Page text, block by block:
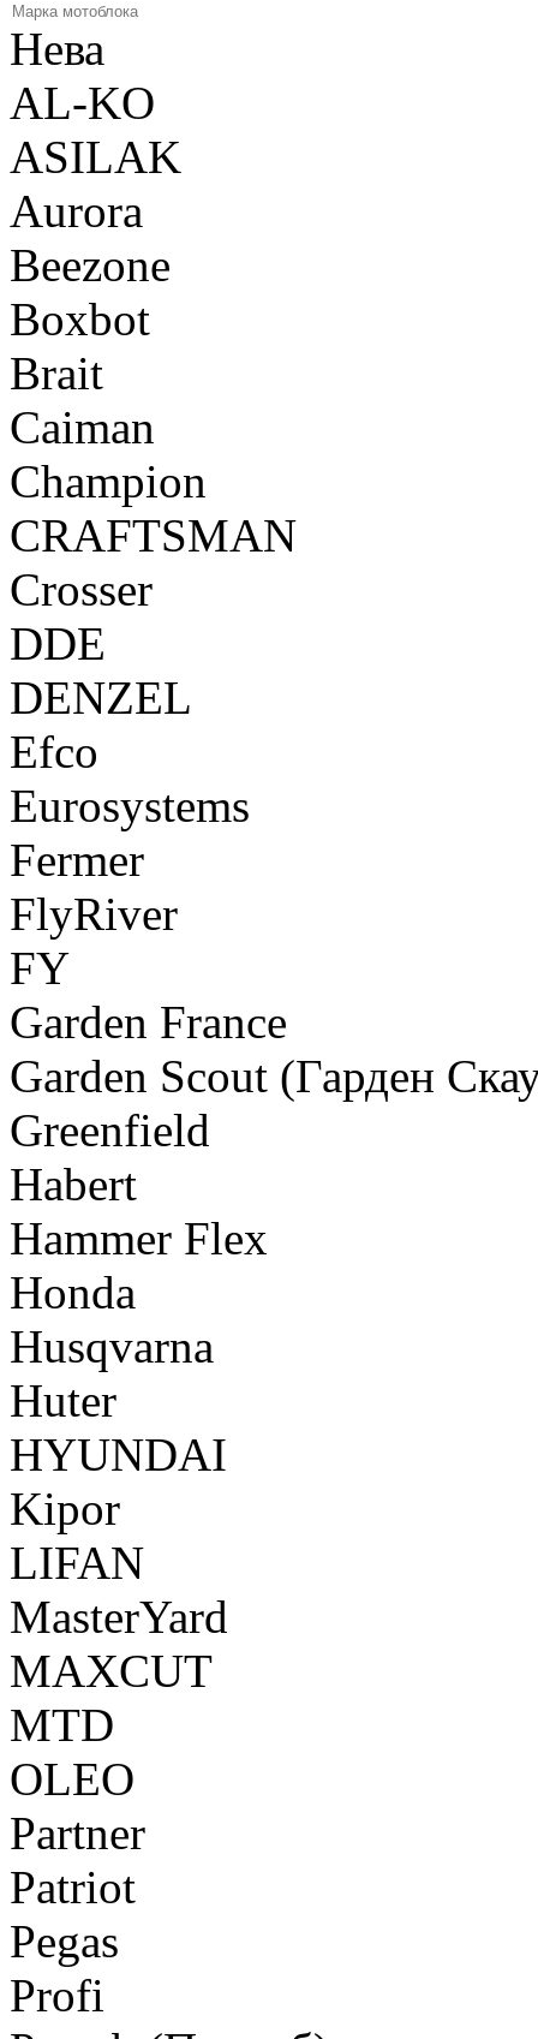
Нева
AL-KO
ASILAK
Aurora
Beezone
Boxbot
Brait
Caiman
Champion
CRAFTSMAN
Crosser
DDE
DENZEL
Efco
Eurosystems
Fermer
FlyRiver
FY
Garden France
Garden Scout (Гарден
Greenfield
Habert
Hammer Flex
Honda
Husqvarna
Huter
HYUNDAI
Kipor
LIFAN
MasterYard
MAXCUT
MTD
OLEO
Partner
Patriot
Pegas
Profi